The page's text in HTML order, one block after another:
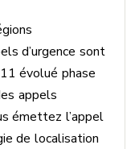
d’urgence sont
évolué phase
appels
émettez l’appel
de localisation